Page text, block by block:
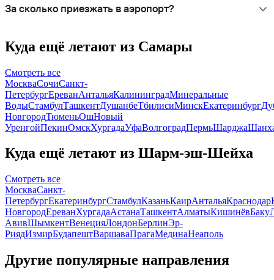
За сколько приезжать в аэропорт?
Куда ещё летают из Самары
Смотреть все
МоскваСочиСанкт-
ПетербургЕреванАнтальяКалининградМинеральные
ВодыСтамбулТашкентДушанбеТбилисиМинскЕкатеринбург
НовгородТюменьОшНовый
УренгойПекинОмскХургадаУфаВолгоградПермьШарджа
Куда ещё летают из Шарм-эш-Шейха
Смотреть все
МоскваСанкт-
ПетербургЕкатеринбургСтамбулКазаньКаирАнтальяКраснодар
НовгородЕреванХургадаАстанаТашкентАлматыКишинёвБаку
АвивШымкентВенецияЛондонБерлинЭр-
РиядИзмирБудапештВаршаваПрагаМединаНеаполь
Другие популярные направления